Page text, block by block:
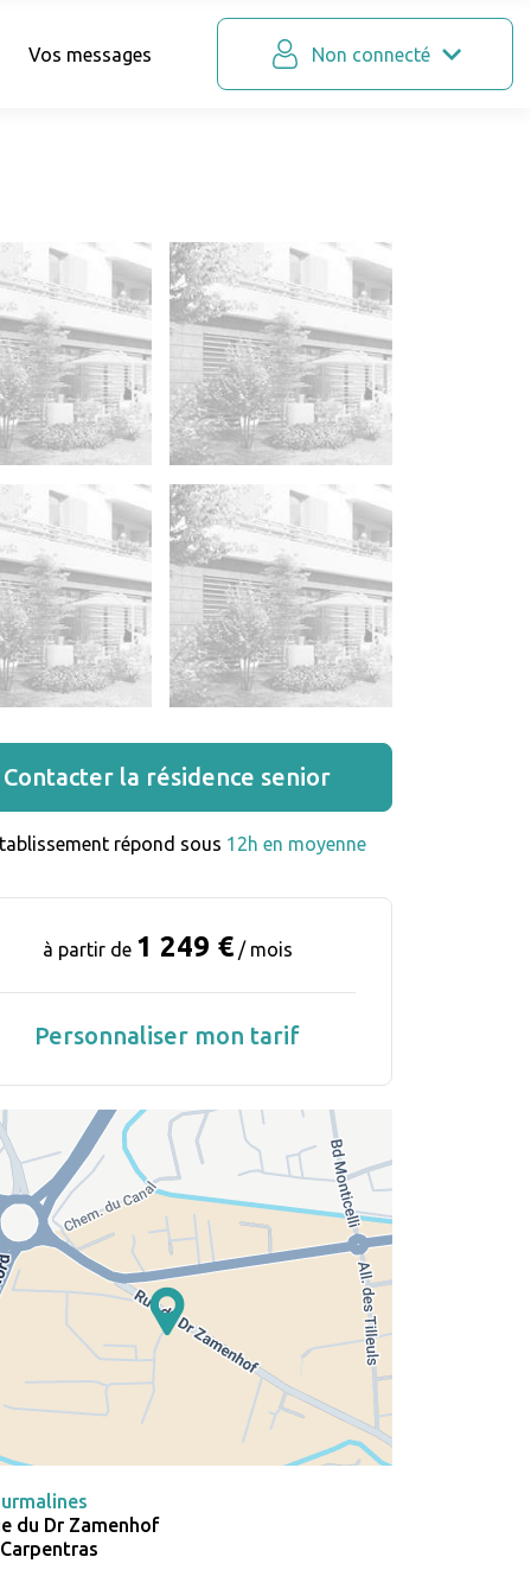
Vos messages
Non connecté
Contacter la résidence senior
répond sous 12h en moyenne
à partir de 1 249 €/ mois
Personnaliser mon tarif
du Dr Zamenhof